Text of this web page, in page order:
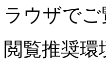
ラウザでご
閲覧推奨環